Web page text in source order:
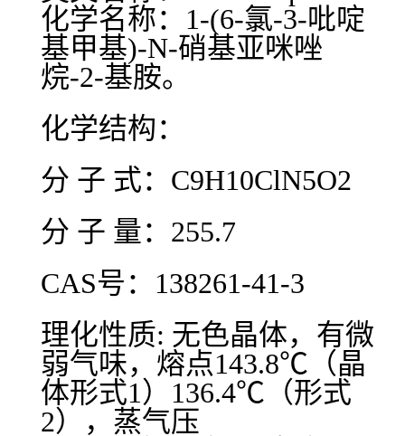
化学名称：1-(6-氯-3-吡啶
基甲基)-N-硝基亚咪唑
烷-2-基胺。
化学结构：
分 子 式：C9H10ClN5O2
分 子 量：255.7
CAS号：138261-41-3
理化性质: 无色晶体，有微
弱气味，熔点143.8℃（晶
体形式1）136.4℃（形式
2），蒸气压